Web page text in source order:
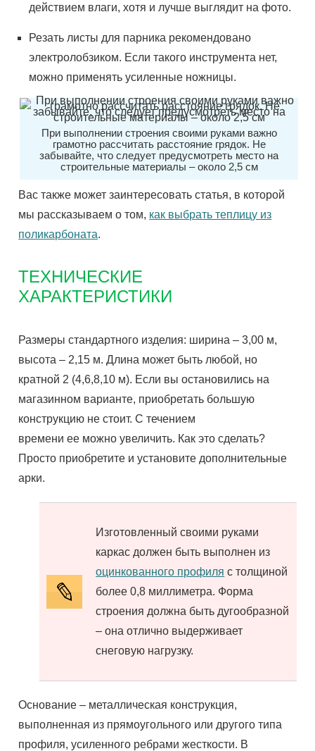
действием влаги, хотя и лучше выглядит на фото.
Резать листы для парника рекомендовано
электролобзиком. Если такого инструмента нет,
можно применять усиленные ножницы.
При выполнении строения своими руками важно
грамотно рассчитать расстояние грядок. Не
забывайте, что следует предусмотреть место на
строительные материалы – около 2,5 см
Вас также может заинтересовать статья, в которой
мы рассказываем о том, как выбрать теплицу из
поликарбоната.
ТЕХНИЧЕСКИЕ
ХАРАКТЕРИСТИКИ
Размеры стандартного изделия: ширина – 3,00 м,
высота – 2,15 м. Длина может быть любой, но
кратной 2 (4,6,8,10 м). Если вы остановились на
магазинном варианте, приобретать большую
конструкцию не стоит. С течением
времениее можно увеличить. Как это сделать?
Просто приобретите и установите дополнительные
арки.
Изготовленный своими руками
каркас должен быть выполнен из
оцинкованного профиля с толщиной
более 0,8 миллиметра. Форма
строения должна быть дугообразной
– она отлично выдерживает
снеговую нагрузку.
Основание – металлическая конструкция,
выполненная из прямоугольного или другого типа
профиля, усиленного ребрами жесткости. В